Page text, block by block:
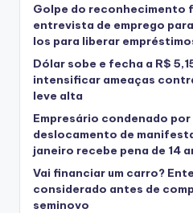
Golpe do reconhecimento
entrevista de emprego
los para liberar
Dólar sobe e fecha a R$
intensificar ameaças
leve alta
Empresário condenado
deslocamento de
janeiro recebe pena de 14
Vai financiar um carro?
considerado antes de
seminovo